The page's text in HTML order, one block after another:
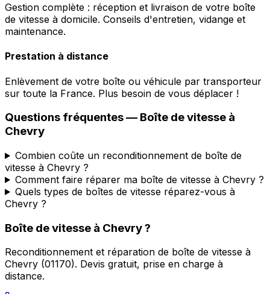
Gestion complète : réception et livraison de votre boîte
de vitesse à domicile. Conseils d'entretien, vidange et
maintenance.
Prestation à distance
Enlèvement de votre boîte ou véhicule par transporteur
sur toute la France. Plus besoin de vous déplacer !
Questions fréquentes — Boîte de vitesse à
Chevry
Combien coûte un reconditionnement de boîte de
vitesse à Chevry ?
Comment faire réparer ma boîte de vitesse à Chevry ?
Quels types de boîtes de vitesse réparez-vous à
Chevry ?
Boîte de vitesse à Chevry?
Reconditionnement et réparation de boîte de vitesse à
Chevry (01170). Devis gratuit, prise en charge à
distance.